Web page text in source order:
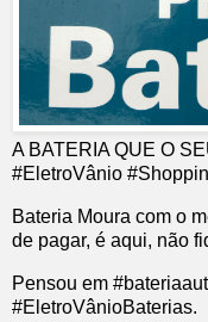
A BATERIA QUE O
#EletroVânio
Bateria Moura com o
de pagar, é aqui, não
Pensou em
#EletroVânioBaterias.